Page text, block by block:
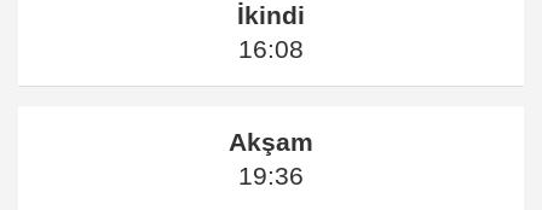
İkindi
16:08
Akşam
19:36